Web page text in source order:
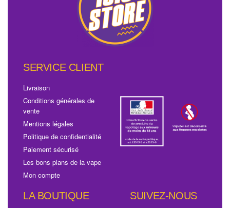
SERVICE CLIENT
Livraison
Conditions générales de
vente
Mentions légales
Politique de confidentialité
Paiement sécurisé
Les bons plans de la vape
Mon compte
LA BOUTIQUE SUIVEZ-NOUS